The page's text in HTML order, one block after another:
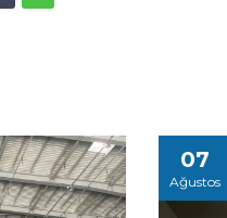
07
Ağustos